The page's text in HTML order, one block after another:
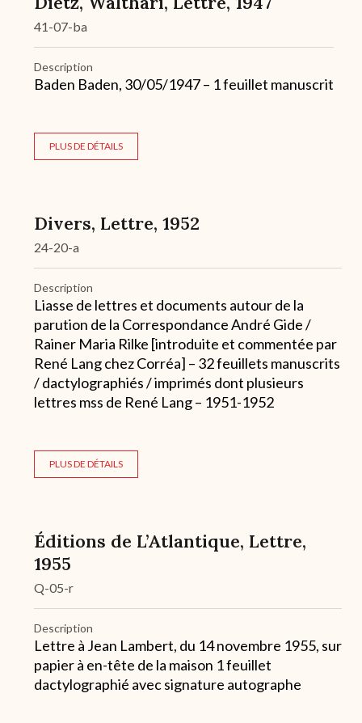
41-07-ba
Description
Baden Baden, 30/05/1947 – 1 feuillet manuscrit
PLUS DE DÉTAILS
Divers, Lettre, 1952
24-20-a
Description
Liasse de lettres et documents autour de la
parution de la Correspondance André Gide /
Rainer Maria Rilke [introduite et commentée par
René Lang chez Corréa] – 32 feuillets manuscrits
/ dactylographiés / imprimés dont plusieurs
lettres mss de René Lang – 1951-1952
PLUS DE DÉTAILS
Éditions de L’Atlantique, Lettre,
1955
Q-05-r
Description
Lettre à Jean Lambert, du 14 novembre 1955, sur
papier à en-tête de la maison 1 feuillet
dactylographié avec signature autographe